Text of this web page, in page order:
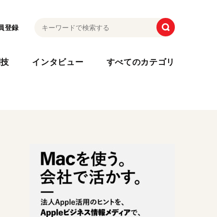
登録
インタビュー すべてのカテゴリ